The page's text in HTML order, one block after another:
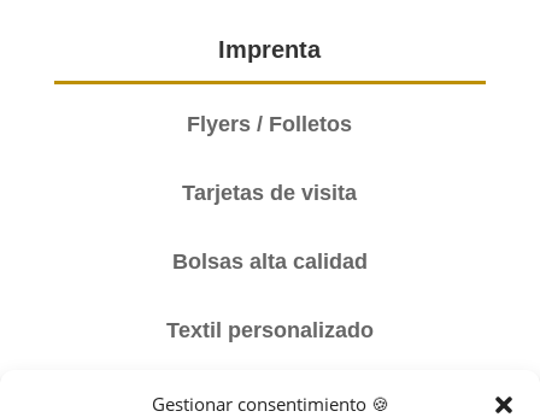
Gestionar consentimiento 🍪
Imprenta
Flyers / Folletos
Tarjetas de visita
Bolsas alta calidad
Textil personalizado
Material promocional